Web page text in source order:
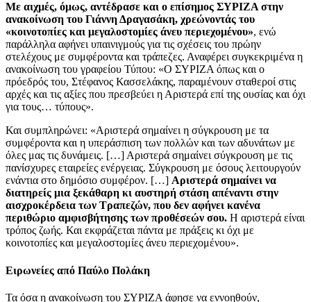
Με αιχμές, όμως, αντέδρασε και ο επίσημος ΣΥΡΙΖΑ στην
ανακοίνωση του Γιάννη Δραγασάκη, χρεώνοντάς του
«κοινοτοπίες και μεγαλοστομίες άνευ περιεχομένου», ενώ
παράλληλα αφήνει υπαινιγμούς για τις σχέσεις του πρώην
στελέχους με συμφέροντα και τράπεζες. Αναφέρει συγκεκριμένα η
ανακοίνωση του γραφείου Τύπου: «Ο ΣΥΡΙΖΑ όπως και ο
πρόεδρός του, Στέφανος Κασσελάκης, παραμένουν σταθεροί στις
αρχές και τις αξίες που πρεσβεύει η Αριστερά επί της ουσίας και όχι
για τους… τύπους».
Και συμπληρώνει: «Αριστερά σημαίνει η σύγκρουση με τα
συμφέροντα και η υπεράσπιση των πολλών και των αδυνάτων με
όλες μας τις δυνάμεις. […] Αριστερά σημαίνει σύγκρουση με τις
πανίσχυρες εταιρείες ενέργειας. Σύγκρουση με όσους λειτουργούν
ενάντια στο δημόσιο συμφέρον. […] Αριστερά σημαίνει να
διατηρείς μια ξεκάθαρη κι αυστηρή στάση απέναντι στην
αισχροκέρδεια των Τραπεζών, που δεν αφήνει κανένα
περιθώριο αμφισβήτησης των προθέσεών σου. Η αριστερά είναι
τρόπος ζωής. Και εκφράζεται πάντα με πράξεις κι όχι με
κοινοτοπίες και μεγαλοστομίες άνευ περιεχομένου».
Ειρωνείες από Παύλο Πολάκη
Τα όσα η ανακοίνωση του ΣΥΡΙΖΑ άφησε να εννοηθούν,